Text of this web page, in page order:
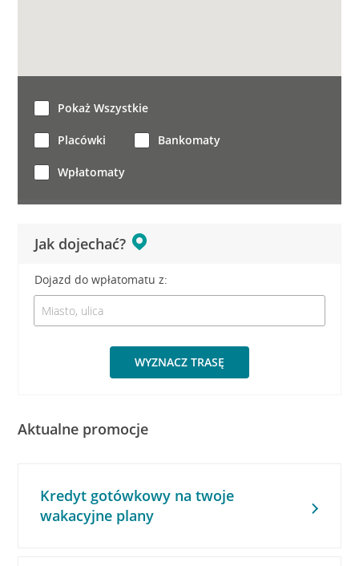
Jak dojechać?
Dojazd do wpłatomatu z:
WYZNACZ TRASĘ
Pokaż Wszystkie
Placówki Bankomaty
Wpłatomaty
Aktualne promocje
Kredyt gotówkowy na twoje
wakacyjne plany